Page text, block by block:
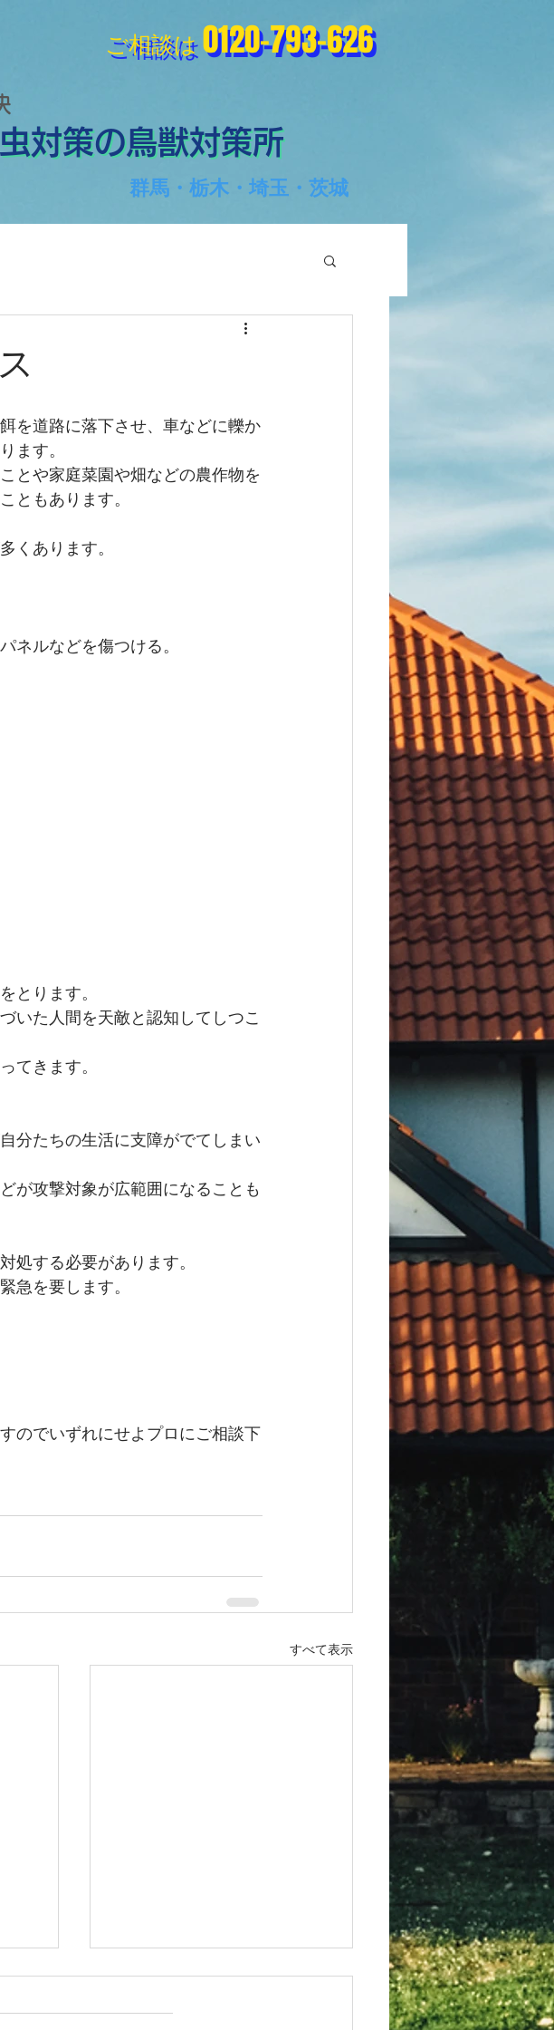
​ご相談は0120-793-626
​ご相談は0120-793-626
対策の鳥獣対策所
対策の鳥獣対策所
群馬・栃木・埼玉・茨城
を道路に落下させ、車などに轢か
ます。
とや家庭菜園や畑などの農作物を
ともあります。
くあります。
ネルなどを傷つける。
とります。
いた人間を天敵と認知してしつこ
てきます。
分たちの生活に支障がでてしまい
が攻撃対象が広範囲になることも
処する必要があります。
急を要します。
のでいずれにせよプロにご相談下
すべて表示